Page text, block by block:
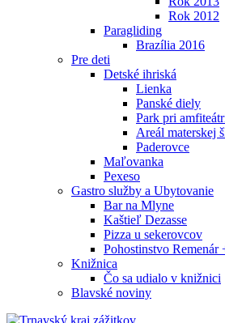
Rok 2012
Paragliding
Brazília 2016
Pre deti
Detské ihriská
Lienka
Panské diely
Park pri
Areál materskej
Paderovce
Maľovanka
Pexeso
Gastro služby a Ubytovanie
Bar na Mlyne
Kaštieľ Dezasse
Pizza u sekerovcov
Pohostinstvo Remenár
Knižnica
Čo sa udialo v knižnici
Blavské noviny